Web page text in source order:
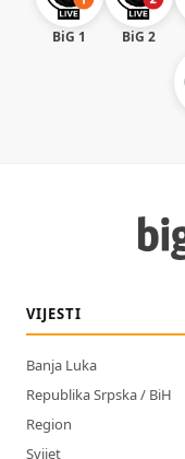
BiG 1 BiG 2
VIJESTI
Banja Luka
Republika Srpska / BiH
Region
Svijet